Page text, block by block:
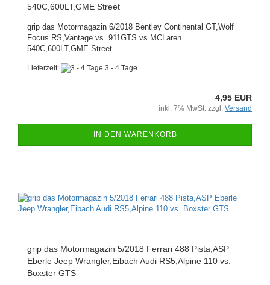
540C,600LT,GME Street
grip das Motormagazin 6/2018 Bentley Continental GT,Wolf
Focus RS,Vantage vs. 911GTS vs.MCLaren
540C,600LT,GME Street
Lieferzeit: 3 - 4 Tage
4,95 EUR
inkl. 7% MwSt. zzgl. Versand
IN DEN WARENKORB
grip das Motormagazin 5/2018 Ferrari 488 Pista,ASP
Eberle Jeep Wrangler,Eibach Audi RS5,Alpine 110 vs.
Boxster GTS